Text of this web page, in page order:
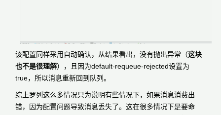
该配置同样采用自动确认，从结果看出，没有抛出异常（这块
也不是很理解），且因为default-requeue-rejected设置为
true，所以消息重新回到队列。
综上罗列这么多情况只为说明有些情况下，如果消息消费出
错，因为配置问题导致消息丢失了。这在很多情况下是要命